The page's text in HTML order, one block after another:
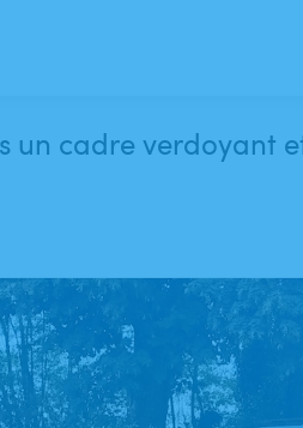
cadre verdoyant